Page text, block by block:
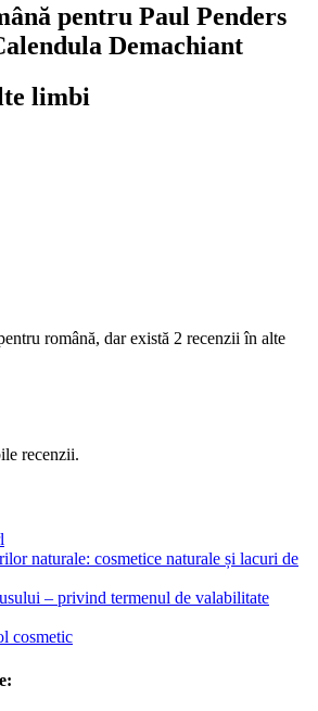
pentru Paul Penders
Demachiant
limbi
română, dar există 2 recenzii în alte
recenzii.
naturale: cosmetice naturale și lacuri de
– privind termenul de valabilitate
cosmetic